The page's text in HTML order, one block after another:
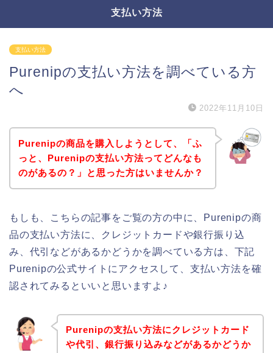
支払い方法
支払い方法
Purenipの支払い方法を調べている方
へ
2022年11月10日
Purenipの商品を購入しようとして、「ふ
っと、Purenipの支払い方法ってどんなも
のがあるの？」と思った方はいませんか？
もしも、こちらの記事をご覧の方の中に、Purenipの商
品の支払い方法に、クレジットカードや銀行振り込
み、代引などがあるかどうかを調べている方は、下記
Purenipの公式サイトにアクセスして、支払い方法を確
認されてみるといいと思いますよ♪
Purenipの支払い方法にクレジットカード
や代引、銀行振り込みなどがあるかどうか